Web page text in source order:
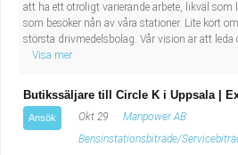
att ha ett otroligt varierande arbete, likväl
som besöker nån av våra stationer. Lite kort
största drivmedelsbolag. Vår vision är att
Visa mer
Butikssäljare till Circle K i Uppsala |
Ansök Okt 29
Manpower AB
Bensinstationsbiträde/